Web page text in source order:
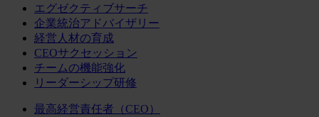
エグゼクティブサーチ
企業統治アドバイザリー
経営人材の育成
CEOサクセッション
チームの機能強化
リーダーシップ研修
最高経営責任者（CEO）